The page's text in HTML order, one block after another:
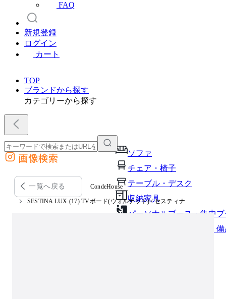
FAQ
新規登録
ログイン
カート
TOP
ブランドから探す
カテゴリーから探す
ソファ
チェア・椅子
テーブル・デスク
収納家具
パーソナルブース・集中
オフィスアクセサリー・
外部サイトの商品をカートに追加
他のサイトで見つけた商品ページのURLを貼り付けて、カートに追加できます
画像検索
一覧へ戻る CondeHouse
SESTINA LUX (17) TVボード(ウォルナット) / セスティナ